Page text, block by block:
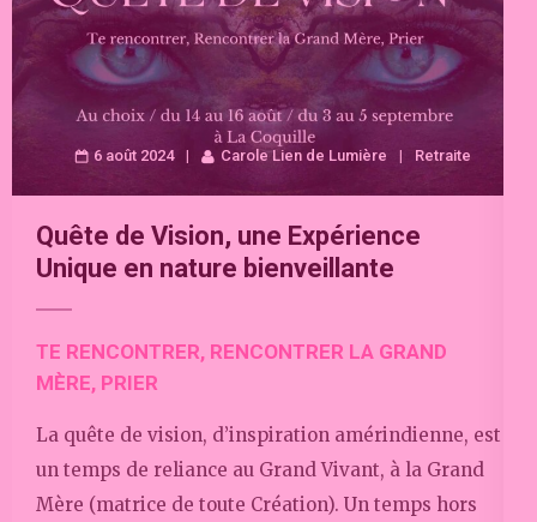
6 août 2024 Carole Lien de Lumière Retraite
Quête de Vision, une Expérience
Unique en nature bienveillante
TE RENCONTRER, RENCONTRER LA GRAND
MÈRE, PRIER
La quête de vision, d’inspiration amérindienne, est
un temps de reliance au Grand Vivant, à la Grand
Mère (matrice de toute Création). Un temps hors